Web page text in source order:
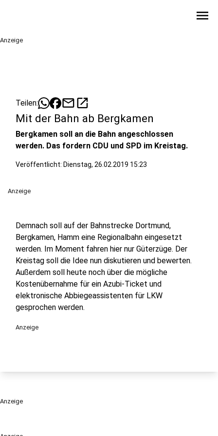
menu
Anzeige
Teilen: mailopen_in_new
Mit der Bahn ab Bergkamen
Bergkamen soll an die Bahn angeschlossen
werden. Das fordern CDU und SPD im Kreistag.
Veröffentlicht: Dienstag, 26.02.2019 15:23
Anzeige
Demnach soll auf der Bahnstrecke Dortmund,
Bergkamen, Hamm eine Regionalbahn eingesetzt
werden. Im Moment fahren hier nur Güterzüge. Der
Kreistag soll die Idee nun diskutieren und bewerten.
Außerdem soll heute noch über die mögliche
Kostenübernahme für ein Azubi-Ticket und
elektronische Abbiegeassistenten für LKW
gesprochen werden.
Anzeige
Anzeige